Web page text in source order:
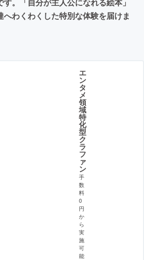
へわくわくした特別な体験を届けま
エ
ン
タ
メ
領
域
特
化
型
ク
ラ
フ
ァ
ン
手
数
料
0
円
か
ら
実
施
可
能